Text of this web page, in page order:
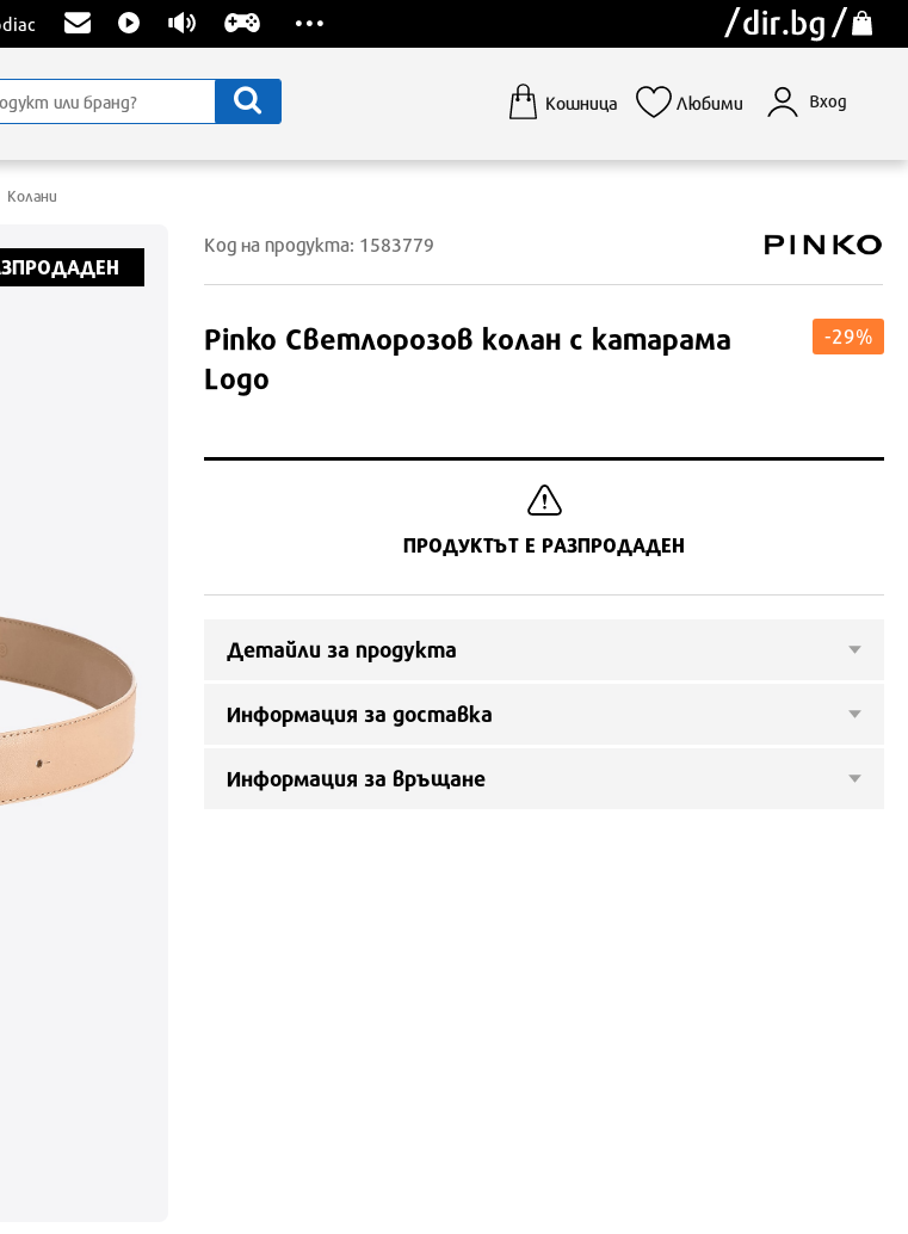
Кошница Любими Вход
Колани
Код на продукта: 1583779
Pinko Светлорозов колан с катарама
Logo
-29%
ПРОДУКТЪТ Е РАЗПРОДАДЕН
Детайли за продукта
Информация за доставка
Информация за връщане